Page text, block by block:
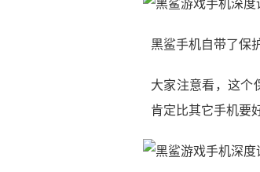
黑鲨手机自带了保
大家注意看，这个
肯定比其它手机要